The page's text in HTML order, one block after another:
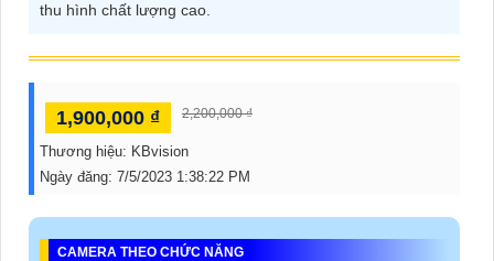
thu hình chất lượng cao.
1,900,000 ₫ 2,200,000 ₫
Thương hiệu: KBvision
Ngày đăng: 7/5/2023 1:38:22 PM
CAMERA THEO CHỨC NĂNG